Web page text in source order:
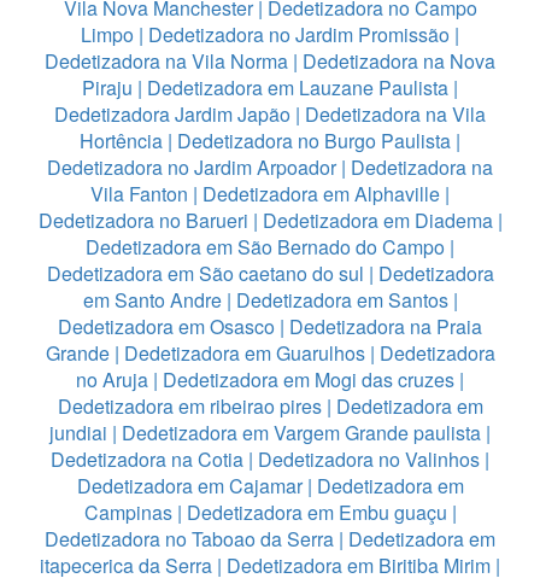
Vila Nova Manchester| Dedetizadora no Campo
Limpo | Dedetizadora no Jardim Promissão |
Dedetizadora na Vila Norma | Dedetizadora na Nova
Piraju | Dedetizadora em Lauzane Paulista |
Dedetizadora Jardim Japão | Dedetizadora na Vila
Hortência | Dedetizadora no Burgo Paulista |
Dedetizadora no Jardim Arpoador| Dedetizadora na
Vila Fanton | Dedetizadora em Alphaville |
Dedetizadora no Barueri | Dedetizadora em Diadema|
Dedetizadora em São Bernado do Campo |
Dedetizadora em São caetano do sul | Dedetizadora
em Santo Andre| Dedetizadora em Santos|
Dedetizadora em Osasco | Dedetizadora na Praia
Grande| Dedetizadora em Guarulhos| Dedetizadora
no Aruja | Dedetizadora em Mogi das cruzes |
Dedetizadora em ribeirao pires| Dedetizadora em
jundiai | Dedetizadora em Vargem Grande paulista |
Dedetizadora na Cotia | Dedetizadora no Valinhos |
Dedetizadora em Cajamar| Dedetizadora em
Campinas| Dedetizadora em Embu guaçu |
Dedetizadora no Taboao da Serra | Dedetizadora em
itapecerica da Serra | Dedetizadora em Biritiba Mirim |